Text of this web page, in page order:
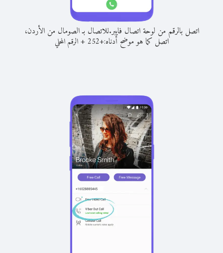
اتصل بالرقم من لوحة اتصال فايبر.للاتصال بـ الصومال من الأردن،
اتصل كما هو موضح أدناه:+
252
+الرقم المحلي